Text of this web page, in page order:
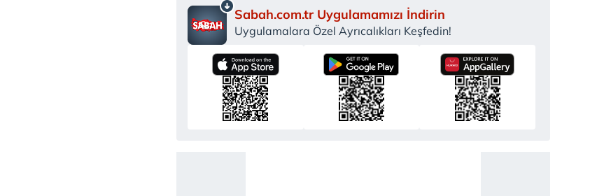
Sabah.com.tr Uygulamamızı İndirin
Uygulamalara Özel Ayrıcalıkları Keşfedin!